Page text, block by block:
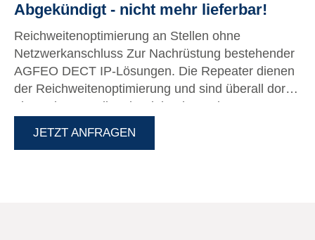
Abgekündigt - nicht mehr lieferbar!
Reichweitenoptimierung an Stellen ohne
Netzwerkanschluss Zur Nachrüstung bestehender
AGFEO DECT IP-Lösungen. Die Repeater dienen
der Reichweitenoptimierung und sind überall dort
einsetzbar, wo die Inbetriebnahme einer DECT IP-
JETZT ANFRAGEN